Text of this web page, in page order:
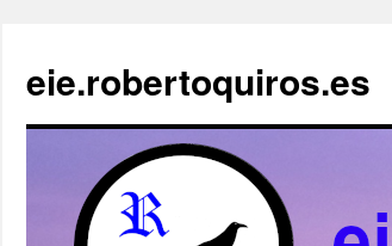
contenido
eie.robertoquiros.es